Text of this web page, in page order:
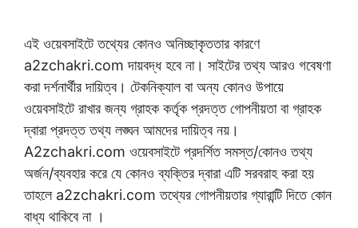
এই ওয়েবসাইটে তথ্যের কোনও অনিচ্ছাকৃততার কারণে
a2zchakri.com দায়বদ্ধ হবে না। সাইটের তথ্য আরও গবেষণা
করা দর্শনার্থীর দায়িত্ব। টেকনিক্যাল বা অন্য কোনও উপায়ে
ওয়েবসাইটে রাখার জন্য গ্রাহক কর্তৃক প্রদত্ত গোপনীয়তা বা গ্রাহক
দ্বারা প্রদত্ত তথ্য লঙ্ঘন আমদের দায়িত্ব নয়।
A2zchakri.com ওয়েবসাইটে প্রদর্শিত সমস্ত/কোনও তথ্য
অর্জন/ব্যবহার করে যে কোনও ব্যক্তির দ্বারা এটি সরবরাহ করা হয়
তাহলে a2zchakri.com তথ্যের গোপনীয়তার গ্যারান্টি দিতে কোন
বাধ্য থাকিবে না ।